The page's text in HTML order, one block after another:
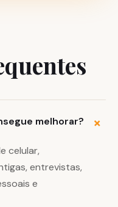
melhorar?
celular,
entrevistas,
e